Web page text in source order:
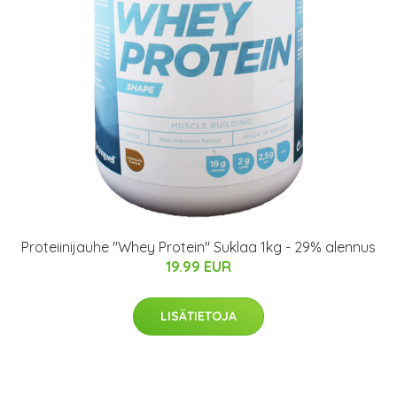
Proteiinijauhe "Whey Protein" Suklaa 1kg - 29% alennus
19.99 EUR
LISÄTIETOJA